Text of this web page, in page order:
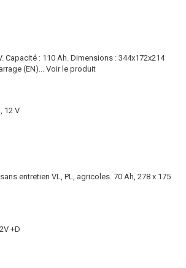
Capacité : 110 Ah. Dimensions : 344x172x214
(EN)... Voir le produit
12 V
entretien VL, PL, agricoles. 70 Ah, 278 x 175
+D